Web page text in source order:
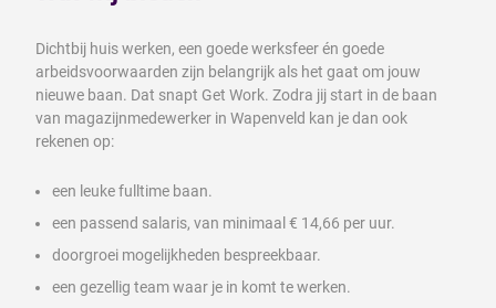
Dichtbij huis werken, een goede werksfeer én goede
arbeidsvoorwaarden zijn belangrijk als het gaat om jouw
nieuwe baan. Dat snapt Get Work. Zodra jij start in de baan
van magazijnmedewerker in Wapenveld kan je dan ook
rekenen op:
een leuke fulltime baan.
een passend salaris, van minimaal € 14,66 per uur.
doorgroei mogelijkheden bespreekbaar.
een gezellig team waar je in komt te werken.